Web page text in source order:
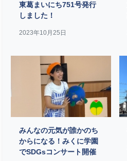
東葛まいにち751号発行
しました！
2023年10月25日
みんなの元気が誰かのち
からになる！みくに学園
でSDGsコンサート開催